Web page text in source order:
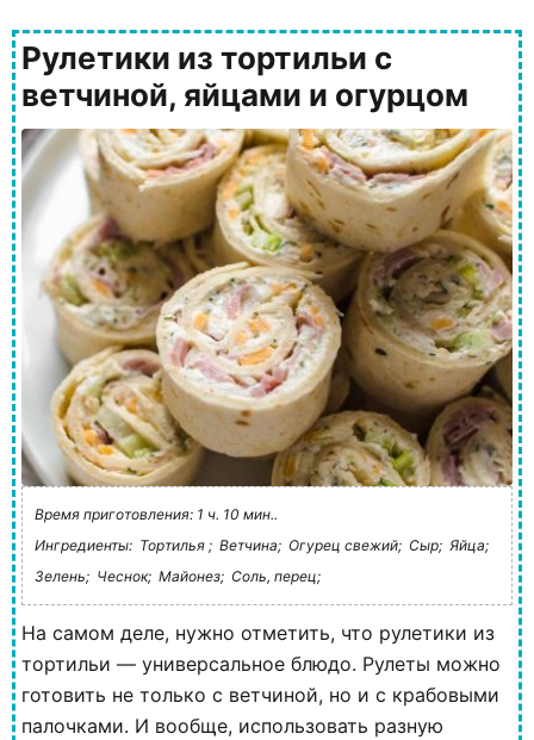
Рулетики из тортильи с
ветчиной, яйцами и огурцом
Время приготовления: 1 ч. 10 мин..
Ингредиенты: Тортилья ; Ветчина; Огурец свежий; Сыр; Яйца;
Зелень; Чеснок; Майонез; Соль, перец;
На самом деле, нужно отметить, что рулетики из
тортильи — универсальное блюдо. Рулеты можно
готовить не только с ветчиной, но и с крабовыми
палочками. И вообще, использовать разную